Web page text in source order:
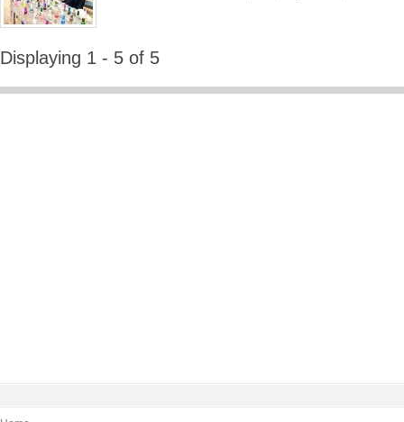
Displaying 1 - 5 of 5